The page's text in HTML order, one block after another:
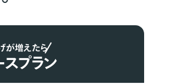
が増えたら
プラン